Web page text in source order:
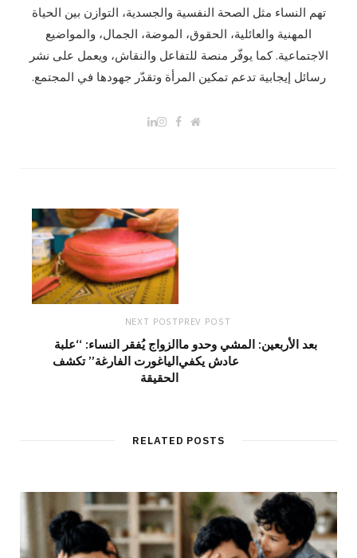
تهم النساء مثل الصحة النفسية والجسدية، التوازن بين الحياة
المهنية والعائلية، الحقوق، الموضة، الجمال، والمواضيع
الاجتماعية. كما يوفّر منصة للتفاعل والنقاش، ويعمل على نشر
رسائل إيجابية تدعم تمكين المرأة وتقدّر جهودها في المجتمع.
W
I
m
L
PREV POST
بعد الأربعين: المشي وحدو ما
عادش يكفي
NEXT POST
الزواج يُفقر النساء: “علبة
الياغورت الفارغة” تكشف
الحقيقة
RELATED POSTS